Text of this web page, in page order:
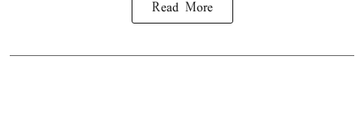
Read More